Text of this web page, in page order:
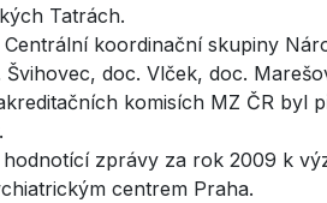
Tatrách.
koordinační skupiny
doc. Vlček, doc.
komisích MZ ČR byl
zprávy za rok 2009 k
centrem Praha.